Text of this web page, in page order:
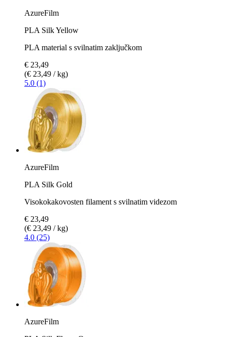
AzureFilm
PLA Silk Yellow
PLA material s svilnatim zaključkom
€ 23,49
(€ 23,49 / kg)
5.0 (1)
AzureFilm
PLA Silk Gold
Visokokakovosten filament s svilnatim videzom
€ 23,49
(€ 23,49 / kg)
4.0 (25)
AzureFilm